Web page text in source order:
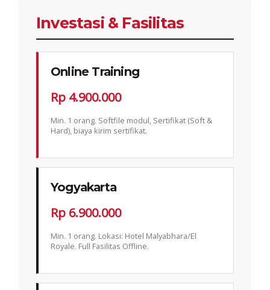
Investasi & Fasilitas
Online Training
Rp 4.900.000
Min. 1 orang. Softfile modul, Sertifikat (Soft &
Hard), biaya kirim sertifikat.
Yogyakarta
Rp 6.900.000
Min. 1 orang. Lokasi: Hotel Malyabhara/El
Royale. Full Fasilitas Offline.